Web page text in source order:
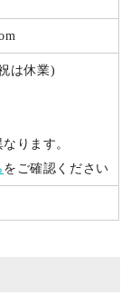
は休業)
ります。
をご確認ください